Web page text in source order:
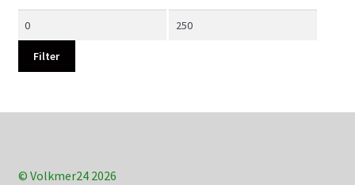
Filter
© Volkmer24 2026